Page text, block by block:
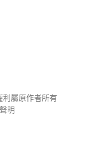
利屬原作者所有
明